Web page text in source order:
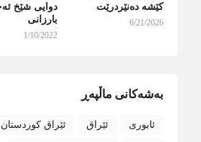
کێشە دەنێردرێت
6/21/2026
دوایی شێخ
بارزانی
1/10/2022
بەشەکانی ماڵپەڕ
ئابوری ئێراق ئێراق کوردستان